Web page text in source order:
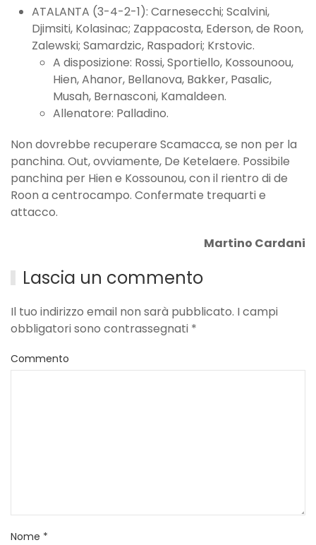
ATALANTA (3-4-2-1): Carnesecchi; Scalvini,
Djimsiti, Kolasinac; Zappacosta, Ederson, de Roon,
Zalewski; Samardzic, Raspadori; Krstovic.
A disposizione: Rossi, Sportiello, Kossounoou,
Hien, Ahanor, Bellanova, Bakker, Pasalic,
Musah, Bernasconi, Kamaldeen.
Allenatore: Palladino.
Non dovrebbe recuperare Scamacca, se non per la
panchina. Out, ovviamente, De Ketelaere. Possibile
panchina per Hien e Kossounou, con il rientro di de
Roon a centrocampo. Confermate trequarti e
attacco.
Martino Cardani
Lascia un commento
Il tuo indirizzo email non sarà pubblicato. I campi
obbligatori sono contrassegnati *
Commento
Nome *